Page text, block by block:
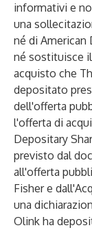
informativi e
una
né di American
né sostituisce
acquisto che
depositato
dell'offerta
l'offerta di
Depositary
previsto dal
all'offerta
Fisher e
una
Olink ha